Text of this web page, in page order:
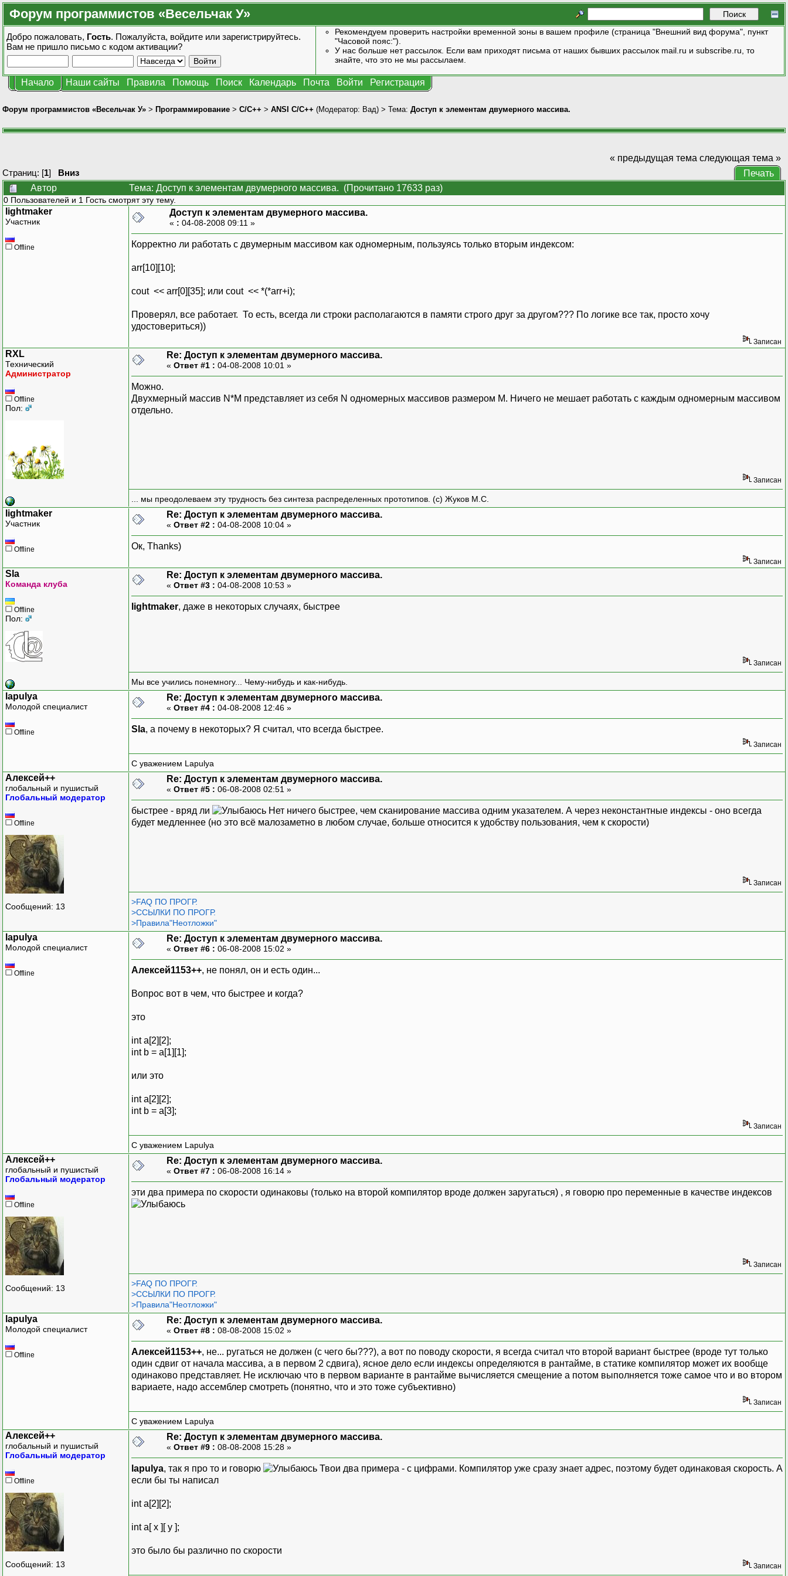
Форум программистов «Весельчак У»
Добро пожаловать, Гость. Пожалуйста, войдите или зарегистрируйтесь.
Вам не пришло письмо с кодом активации?
Рекомендуем проверить настройки временной зоны в вашем профиле (страница "Внешний вид форума", пункт
"Часовой пояс:").
У нас больше нет рассылок. Если вам приходят письма от наших бывших рассылок mail.ru и subscribe.ru, то
знайте, что это не мы рассылаем.
Начало Наши сайты Правила Помощь Поиск Календарь Почта Войти Регистрация
Форум программистов «Весельчак У» > Программирование > C/C++ > ANSI С/С++ (Модератор: Вад) > Тема: Доступ к элементам двумерного массива.
Страниц: [1] Вниз
« предыдущая тема следующая тема »
Печать
Автор
Тема: Доступ к элементам двумерного массива. (Прочитано 17633 раз)
0 Пользователей и 1 Гость смотрят эту тему.
lightmaker
Участник
Offline
Доступ к элементам двумерного массива.
« : 04-08-2008 09:11 »
Корректно ли работать с двумерным массивом как одномерным, пользуясь только вторым индексом:
arr[10][10];
cout << arr[0][35]; или cout << *(*arr+i);
Проверял, все работает. То есть, всегда ли строки располагаются в памяти строго друг за другом??? По логике все так, просто хочу
удостовериться))
Записан
RXL
Технический
Администратор
Offline
Пол:
Re: Доступ к элементам двумерного массива.
« Ответ #1 : 04-08-2008 10:01 »
Можно.
Двухмерный массив N*M представляет из себя N одномерных массивов размером M. Ничего не мешает работать с каждым одномерным массивом
отдельно.
Записан
... мы преодолеваем эту трудность без синтеза распределенных прототипов. (с) Жуков М.С.
lightmaker
Участник
Offline
Re: Доступ к элементам двумерного массива.
« Ответ #2 : 04-08-2008 10:04 »
Ок, Thanks)
Записан
Sla
Команда клуба
Offline
Пол:
Re: Доступ к элементам двумерного массива.
« Ответ #3 : 04-08-2008 10:53 »
lightmaker, даже в некоторых случаях, быстрее
Записан
Мы все учились понемногу... Чему-нибудь и как-нибудь.
lapulya
Молодой специалист
Offline
Re: Доступ к элементам двумерного массива.
« Ответ #4 : 04-08-2008 12:46 »
Sla, а почему в некоторых? Я считал, что всегда быстрее.
Записан
С уважением Lapulya
Алексей++
глобальный и пушистый
Глобальный модератор
Offline
Сообщений: 13
Re: Доступ к элементам двумерного массива.
« Ответ #5 : 06-08-2008 02:51 »
быстрее - вряд ли
Нет ничего быстрее, чем сканирование массива одним указателем. А через неконстантные индексы - оно всегда
будет медленнее (но это всё малозаметно в любом случае, больше относится к удобству пользования, чем к скорости)
Записан
>FAQ ПО ПРОГР.
>ССЫЛКИ ПО ПРОГР.
>Правила"Неотложки"
lapulya
Молодой специалист
Offline
Re: Доступ к элементам двумерного массива.
« Ответ #6 : 06-08-2008 15:02 »
Алексей1153++, не понял, он и есть один...
Вопрос вот в чем, что быстрее и когда?
это
int a[2][2];
int b = a[1][1];
или это
int a[2][2];
int b = a[3];
Записан
С уважением Lapulya
Алексей++
глобальный и пушистый
Глобальный модератор
Offline
Сообщений: 13
Re: Доступ к элементам двумерного массива.
« Ответ #7 : 06-08-2008 16:14 »
эти два примера по скорости одинаковы (только на второй компилятор вроде должен заругаться) , я говорю про переменные в качестве индексов
Записан
>FAQ ПО ПРОГР.
>ССЫЛКИ ПО ПРОГР.
>Правила"Неотложки"
lapulya
Молодой специалист
Offline
Re: Доступ к элементам двумерного массива.
« Ответ #8 : 08-08-2008 15:02 »
Алексей1153++, не... ругаться не должен (с чего бы???), а вот по поводу скорости, я всегда считал что второй вариант быстрее (вроде тут только
один сдвиг от начала массива, а в первом 2 сдвига), ясное дело если индексы определяются в рантайме, в статике компилятор может их вообще
одинаково представляет. Не исключаю что в первом варианте в рантайме вычисляется смещение а потом выполняется тоже самое что и во втором
вариаете, надо ассемблер смотреть (понятно, что и это тоже субъективно)
Записан
С уважением Lapulya
Алексей++
глобальный и пушистый
Глобальный модератор
Offline
Сообщений: 13
Re: Доступ к элементам двумерного массива.
« Ответ #9 : 08-08-2008 15:28 »
lapulya, так я про то и говорю
Твои два примера - с цифрами. Компилятор уже сразу знает адрес, поэтому будет одинаковая скорость. А
если бы ты написал
int a[2][2];
int a[ x ][ y ];
это было бы различно по скорости
Записан